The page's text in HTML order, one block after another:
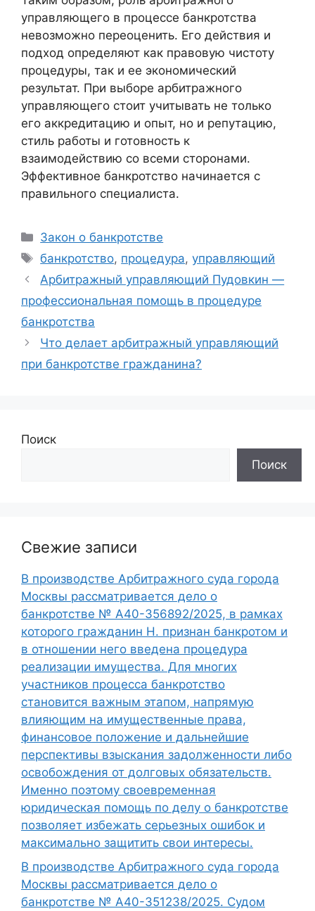
управляющего в процессе банкротства
невозможно переоценить. Его действия и
подход определяют как правовую чистоту
процедуры, так и ее экономический
результат. При выборе арбитражного
управляющего стоит учитывать не только
его аккредитацию и опыт, но и репутацию,
стиль работы и готовность к
взаимодействию со всеми сторонами.
Эффективное банкротство начинается с
правильного специалиста.
Рубрики
Закон о банкротстве
Метки
банкротство, процедура,управляющий
Арбитражный управляющий Пудовкин —
профессиональная помощь в процедуре
банкротства
Что делает арбитражный управляющий
при банкротстве гражданина?
Поиск
Поиск
Свежие записи
В производстве Арбитражного суда города
Москвы рассматривается дело о
банкротстве № А40-356892/2025, в рамках
которого гражданин Н. признан банкротом и
в отношении него введена процедура
реализации имущества. Для многих
участников процесса банкротство
становится важным этапом, напрямую
влияющим на имущественные права,
финансовое положение и дальнейшие
перспективы взыскания задолженности либо
освобождения от долговых обязательств.
Именно поэтому своевременная
юридическая помощь по делу о банкротстве
позволяет избежать серьезных ошибок и
максимально защитить свои интересы.
В производстве Арбитражного суда города
Москвы рассматривается дело о
банкротстве № А40-351238/2025. Судом